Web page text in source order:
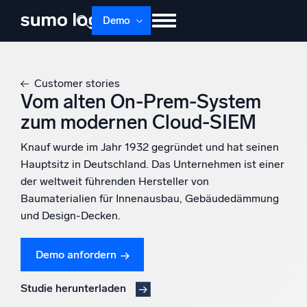
Demo
Lernen Über uns Anmelden
Kostenlos testen Support
Überwachen, Fehler beheben, automatisieren und verteidigen
Customer stories
Vom alten On-Prem-System
zum modernen Cloud-SIEM
Knauf wurde im Jahr 1932 gegründet und hat seinen
Hauptsitz in Deutschland. Das Unternehmen ist einer
der weltweit führenden Hersteller von
Baumaterialien für Innenausbau, Gebäudedämmung
und Design-Decken.
Demo anfordern
Studie herunterladen